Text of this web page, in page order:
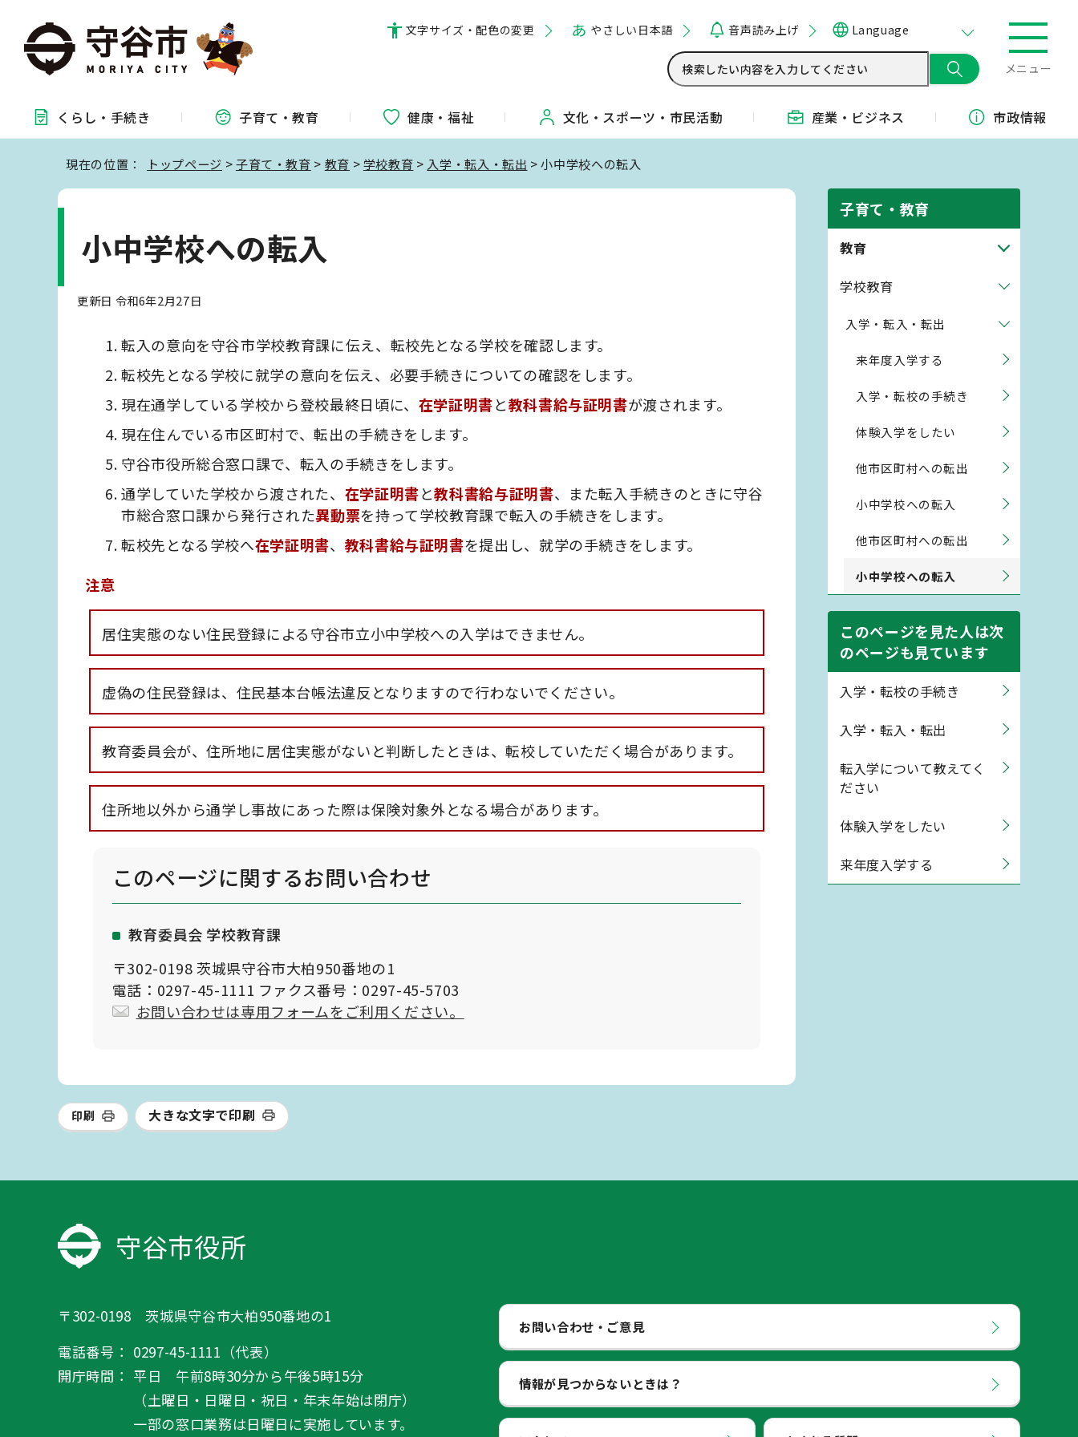
文字サイズ・配色の変更 やさしい日本語 音声読み上げ Language
メニュー
くらし・ 手続き 子育て・教育 健康・福祉 文化・ スポーツ・ 市民活動 産業・ ビジネス 市政情報
現在の位置： トップページ >子育て・教育 > 教育 >学校教育 > 入学・転入・転出 > 小中学校への転入
小中学校への転入
更新日 令和6年2月27日
転入の意向を守谷市学校教育課に伝え、転校先となる学校を確認します。
転校先となる学校に就学の意向を伝え、必要手続きについての確認をします。
現在通学している学校から登校最終日頃に、 在学証明書と教科書給与証明書が渡されます。
現在住んでいる市区町村で、転出の手続きをします。
守谷市役所総合窓口課で、転入の手続きをします。
通学していた学校から渡された、 在学証明書と教科書給与証明書、また転入手続きのときに守谷
市総合窓口課から発行された異動票を持って学校教育課で転入の手続きをします。
転校先となる学校へ在学証明書、 教科書給与証明書を提出し、就学の手続きをします。
注意
居住実態のない住民登録による守谷市立小中学校への入学はできません。
虚偽の住民登録は、住民基本台帳法違反となりますので行わないでください。
教育委員会が、住所地に居住実態がないと判断したときは、転校していただく場合があります。
住所地以外から通学し事故にあった際は保険対象外となる場合があります。
このページに関するお問い合わせ
教育委員会 学校教育課
〒302-0198 茨城県守谷市大柏950番地の1
電話：0297-45-1111 ファクス番号：0297-45-5703
お問い合わせは専用フォームをご利用ください。
子育て・教育
教育
学校教育
入学・転入・転出
来年度入学する
入学・転校の手続き
体験入学をしたい
他市区町村への転出
小中学校への転入
他市区町村への転出
小中学校への転入
このページを見た人は次
のページも見ています
入学・転校の手続き
入学・転入・転出
転入学について教えてく
ださい
体験入学をしたい
来年度入学する
印刷 大きな文字で印刷
守谷市役所
〒302-0198 茨城県守谷市大柏950番地の1
電話番号： 0297-45-1111（代表）
開庁時間： 平日 午前8時30分から午後5時15分
（土曜日・日曜日・祝日・年末年始は閉庁）
一部の窓口業務は日曜日に実施しています。
お問い合わせ・ご意見
情報が見つからないときは？